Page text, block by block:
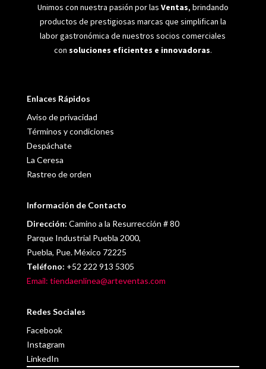
Unimos con nuestra pasión por las Ventas, brindando
productos de prestigiosas marcas que simplifican la
labor gastronómica de nuestros socios comerciales
con soluciones eficientes e innovadoras.
Enlaces Rápidos
Aviso de privacidad
Términos y condiciones
Despáchate
La Ceresa
Rastreo de orden
Información de Contacto
Dirección: Camino a la Resurrección # 80
Parque Industrial Puebla 2000,
Puebla, Pue. México 72225
Teléfono: +52 222 913 5305
Email: tiendaenlinea@arteventas.com
Redes Sociales
Facebook
Instagram
LinkedIn